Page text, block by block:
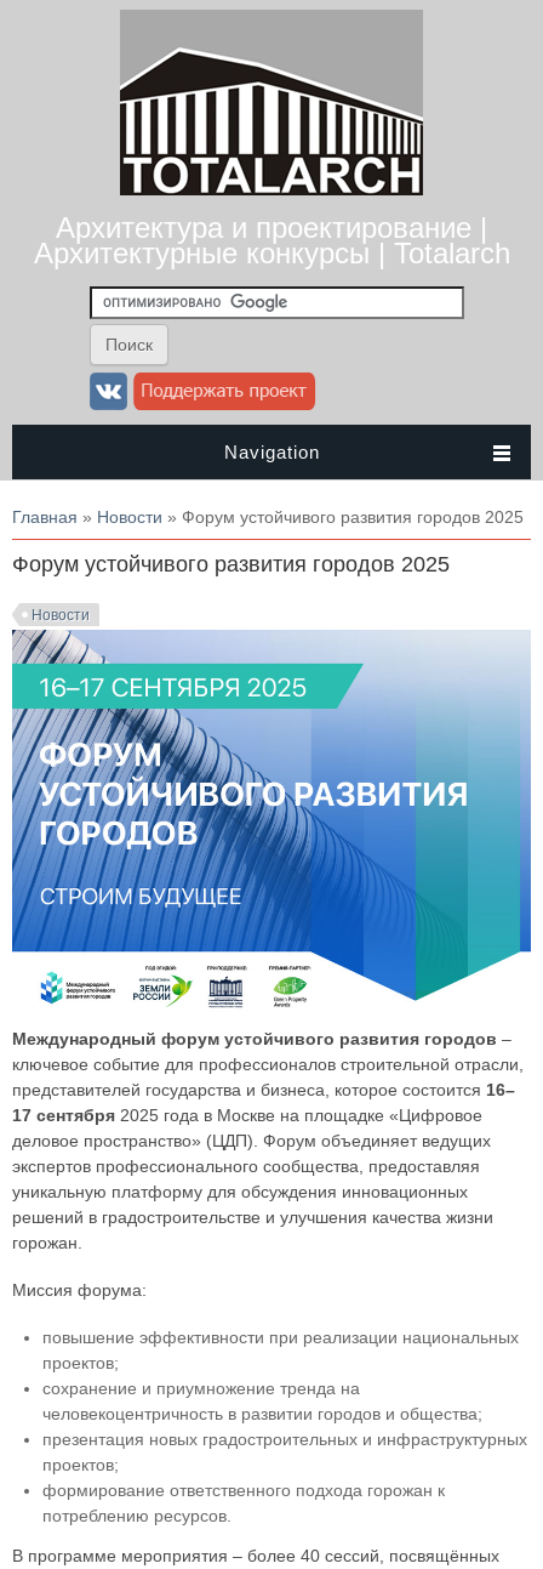
Архитектура и проектирование |
Архитектурные конкурсы | Totalarch
Navigation
Вы здесь
Главная » Новости » Форум устойчивого развития городов 2025
Форум устойчивого развития городов 2025
Новости
Международный форум устойчивого развития городов –
ключевое событие для профессионалов строительной отрасли,
представителей государства и бизнеса, которое состоится 16–
17 сентября 2025 года в Москве на площадке «Цифровое
деловое пространство» (ЦДП). Форум объединяет ведущих
экспертов профессионального сообщества, предоставляя
уникальную платформу для обсуждения инновационных
решений в градостроительстве и улучшения качества жизни
горожан.
Миссия форума:
повышение эффективности при реализации национальных
проектов;
сохранение и приумножение тренда на
человекоцентричность в развитии городов и общества;
презентация новых градостроительных и инфраструктурных
проектов;
формирование ответственного подхода горожан к
потреблению ресурсов.
В программе мероприятия – более 40 сессий, посвящённых